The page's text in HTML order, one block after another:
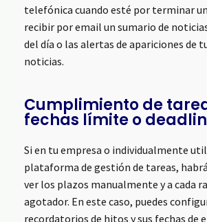
telefónica cuando esté por terminar
recibir por email un sumario de
del día o las alertas de apariciones de
noticias.
Cumplimiento de
fechas límite o
Si en tu empresa o individualmente
plataforma de gestión de tareas,
ver los plazos manualmente y a cada
agotador. En este caso, puedes
recordatorios de hitos y sus fechas de